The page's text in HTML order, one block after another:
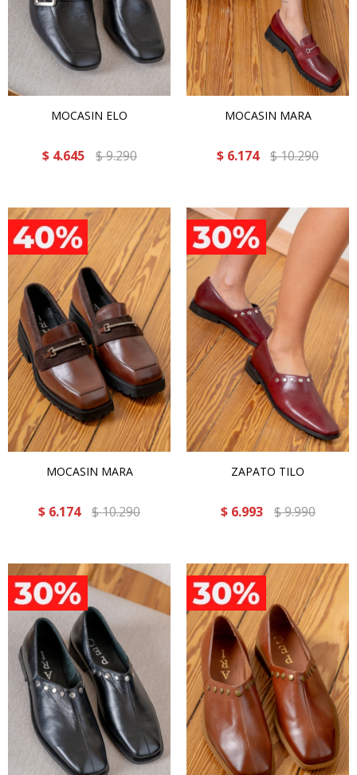
MOCASIN ELO
$ 4.645 $9.290
MOCASIN MARA
$ 6.174 $10.290
MOCASIN MARA
$ 6.174 $10.290
ZAPATO TILO
$ 6.993 $9.990